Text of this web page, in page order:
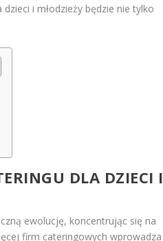
i młodzieży będzie nie tylko
DLA DZIECI I
ewolucję, koncentrując się na
firm cateringowych wprowadza